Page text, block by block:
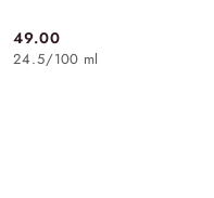
Cena:
49.00
24.5/100 ml